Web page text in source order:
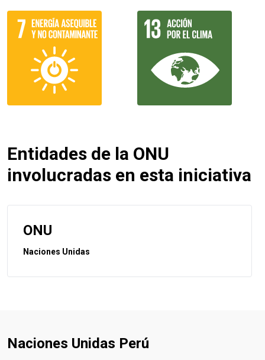
Entidades de la ONU
involucradas en esta iniciativa
ONU
Naciones Unidas
Naciones Unidas Perú